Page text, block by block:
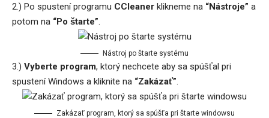
2.) Po spustení programu CCleaner klikneme na “Nástroje” a
potom na “Po štarte”
Nástroj po štarte systému
3.) Vyberte program, ktorý nechcete aby sa spúšťal pri
spustení Windows a kliknite na “Zakázať”
Zakázať program, ktorý sa spúšťa pri štarte windowsu